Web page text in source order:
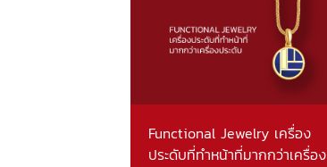
Functional Jewelry เครื่อง
ประดับที่ทำหน้าที่มากกว่าเครื่อง